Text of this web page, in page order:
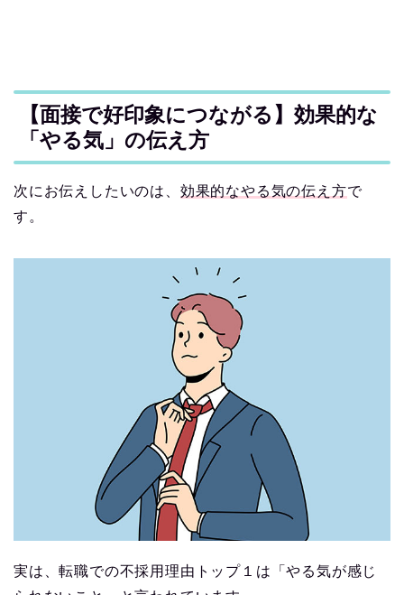
【面接で好印象につながる】効果的な
「やる気」の伝え方
次にお伝えしたいのは、 効果的なやる気の伝え方で
す。
実は、転職での不採用理由トップ１は「やる気が感じ